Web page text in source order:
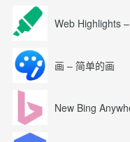
画 – 简单的画